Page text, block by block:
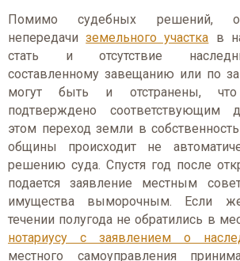
Помимо судебных решений,
непередачиземельного участка в
стать и отсутствие
составленному завещанию или по
могут быть и отстранены,
подтверждено соответствующим
этом переход земли в
общины происходит не
решению суда. Спустя год после
подается заявление местным
имущества выморочным. Если
течении полугода не обратились в
нотариусу с заявлением о
местного самоуправления